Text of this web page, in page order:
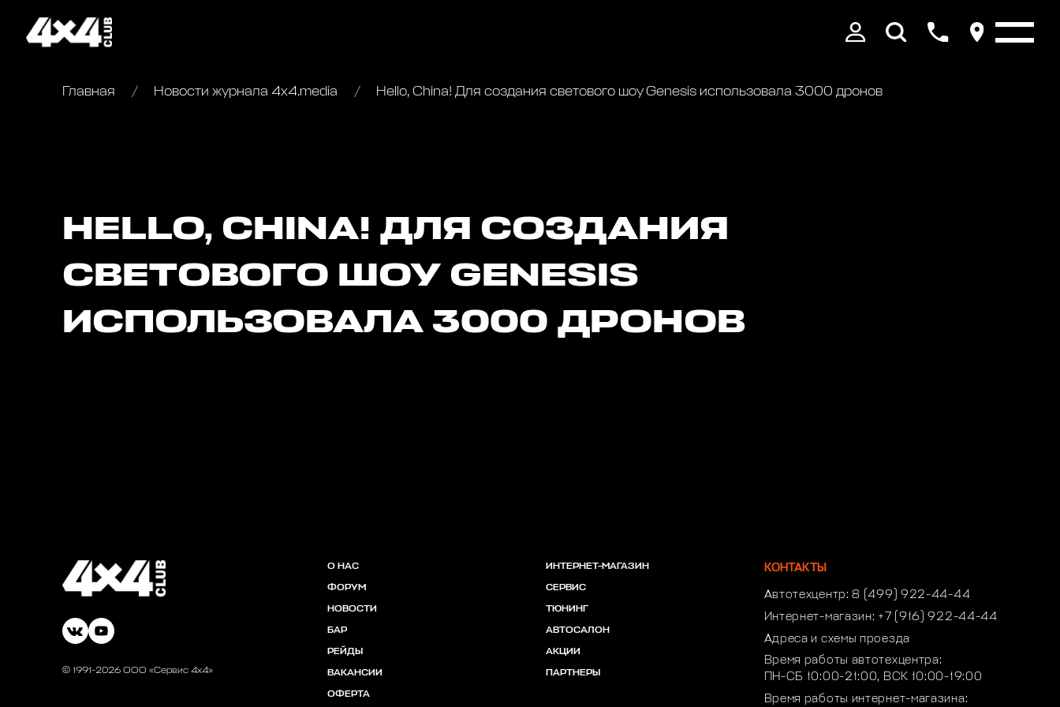
Главная Новости журнала 4x4.media Hello, China! Для создания светового шоу Genesis использовала 3000 дронов
HELLO, CHINA! ДЛЯ СОЗДАНИЯ
СВЕТОВОГО ШОУ GENESIS
ИСПОЛЬЗОВАЛА 3000 ДРОНОВ
© 1991-2026 ООО «Сервис 4х4»
О НАС
ФОРУМ
НОВОСТИ
БАР
РЕЙДЫ
ВАКАНСИИ
ОФЕРТА
ИНТЕРНЕТ-МАГАЗИН
СЕРВИС
ТЮНИНГ
АВТОСАЛОН
АКЦИИ
ПАРТНЕРЫ
КОНТАКТЫ
Автотехцентр:8 (499) 922-44-44
Интернет-магазин: +7 (916) 922-44-44
Адреса и схемы проезда
Время работы автотехцентра:
ПН-СБ 10:00-21:00, ВСК 10:00-19:00
Время работы интернет-магазина: